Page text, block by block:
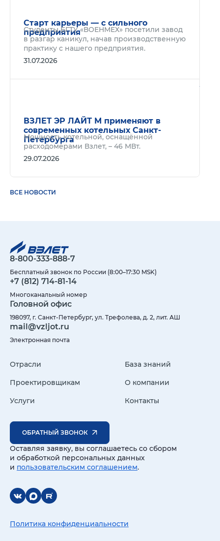
Старт карьеры — с сильного
предприятия
Студенты БГТУ «ВОЕНМЕХ» посетили завод
в разгар каникул, начав производственную
практику с нашего предприятия.
31.07.2026
ВЗЛЕТ ЭР ЛАЙТ М применяют в
современных котельных Санкт-
Петербурга
Мощность котельной, оснащённой
расходомерами Взлет, – 46 МВт.
29.07.2026
ВСЕ НОВОСТИ
8-800-333-888-7
Бесплатный звонок по России (8:00–17:30 MSK)
+7 (812) 714-81-14
Многоканальный номер
Головной офис
198097, г. Санкт-Петербург, ул. Трефолева, д. 2, лит. АШ
mail@vzljot.ru
Электронная почта
Отрасли
Проектировщикам
Услуги
База знаний
О компании
Контакты
ОБРАТНЫЙ ЗВОНОК
Оставляя заявку, вы соглашаетесь со сбором
и обработкой персональных данных
и пользовательским соглашением.
Политика конфиденциальности